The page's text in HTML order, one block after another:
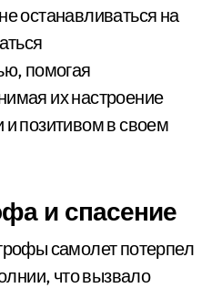
останавливаться на
помогая
их настроение
позитивом в своем
и спасение
самолет потерпел
что вызвало